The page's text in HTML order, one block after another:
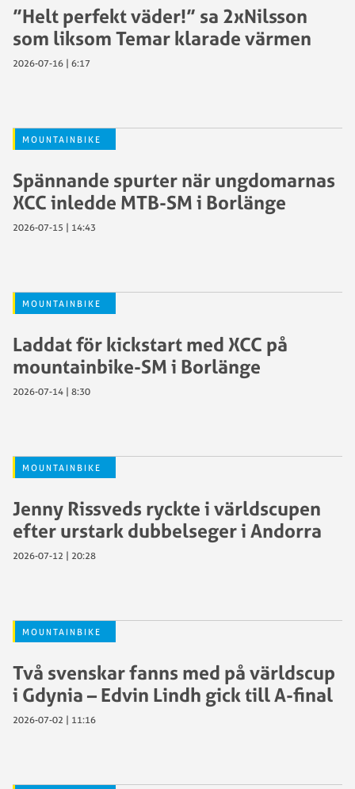
”Helt perfekt väder!” sa 2xNilsson
som liksom Temar klarade värmen
2026-07-16 | 6:17
MOUNTAINBIKE
Spännande spurter när ungdomarnas
XCC inledde MTB-SM i Borlänge
2026-07-15 | 14:43
MOUNTAINBIKE
Laddat för kickstart med XCC på
mountainbike-SM i Borlänge
2026-07-14 | 8:30
MOUNTAINBIKE
Jenny Rissveds ryckte i världscupen
efter urstark dubbelseger i Andorra
2026-07-12 | 20:28
MOUNTAINBIKE
Två svenskar fanns med på världscup
i Gdynia – Edvin Lindh gick till A-final
2026-07-02 | 11:16